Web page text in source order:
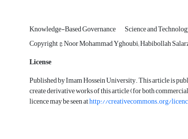
Knowledge-Based Governance Science and
Copyright ©, Noor Mohammad Yghoubi; Habibollah
License
Published by Imam Hossein University. This article is
create derivative works of this article (for both
licence may be seen athttp://creativecommons.org/